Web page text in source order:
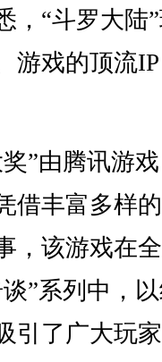
，“斗罗大陆
游戏的顶流
”由腾讯游戏
借丰富多样
，该游戏在
”系列中，
引了广大玩